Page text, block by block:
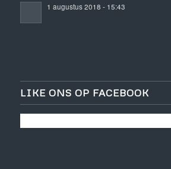
1 augustus 2018 - 15:43
LIKE ONS OP FACEBOOK